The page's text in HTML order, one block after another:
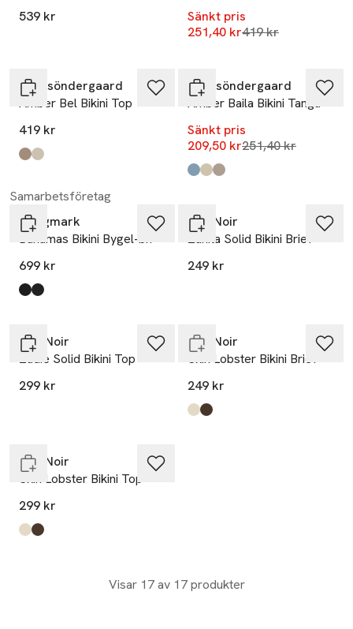
539 kr
Sänkt pris
251,40 krLägsta pris 30
419 kr
Becksöndergaard
Amber Bel Bikini Top
419 kr
Produkten finns i färgerna:
Dusty Rose
Mocha Brown
Becksöndergaard
Amber Baila Bikini Tanga
Sänkt pris
209,50 krLägsta pris 30
251,40 kr
Produkten finns i färgerna:
Dazzling Blue
Mocha Brown
Dusty Rose
Samarbetsföretag
Swegmark
Bahamas Bikini Bygel-bh
699 kr
Produkten finns i färgerna:
black/beige
black/beige stripe
Neo Noir
Zanita Solid Bikini Brief
249 kr
Neo Noir
Zadie Solid Bikini Top
299 kr
Neo Noir
Skin Lobster Bikini Brief
249 kr
Produkten finns i färgerna:
Ivory
Brown
Neo Noir
Skin Lobster Bikini Top
299 kr
Produkten finns i färgerna:
Ivory
Brown
Visar 17 av 17 produkter